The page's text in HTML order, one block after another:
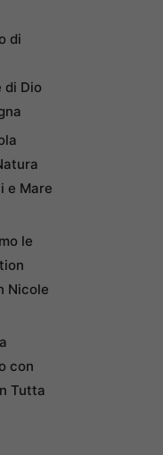
di
di Dio
e Mare
le
Nicole
con
Tutta